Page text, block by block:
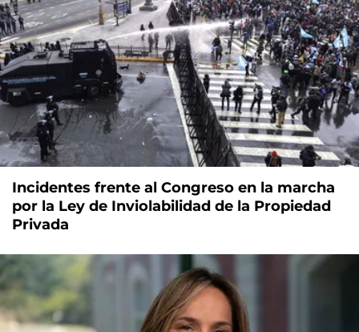
Incidentes frente al Congreso en la marcha
por la Ley de Inviolabilidad de la Propiedad
Privada